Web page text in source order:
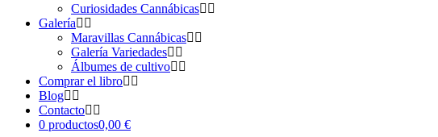
Curiosidades Cannábicas
Galería
Maravillas Cannábicas
Galería Variedades
Álbumes de cultivo
Comprar el libro
Blog
Contacto
0 productos0,00 €